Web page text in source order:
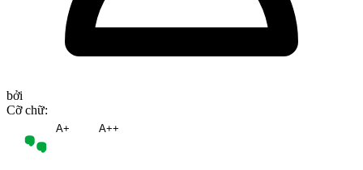
bởi
Cỡ chữ:
A+ A++